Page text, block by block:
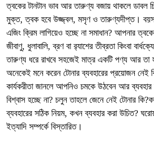
ত্বকের টানটান ভাব আর তারুণ্য বজায় থাকলে ডাবল
মুক্ত, ত্বক হবে উজ্জ্বল, মসৃণ ও তারুণ্যদীপ্ত। বয়স
এজিং ক্রিম লাগিয়েও হচ্ছে না সমাধান? আপনার
জীবাণু, ধুলাবালি, ব্রণ বা র‍্যাশের তীব্রতা কিংবা
তারুণ্য ধরে রাখবে সহজেই মাত্র একটি পণ্য আর তা
অনেকেই মনে করেন টোনার ব্যবহারের প্রয়োজন নেই
কার্যকরীতা জানলে আপনিও চমকে উঠবেন আর
বিশ্বাস হচ্ছে না? চলুন তাহলে জেনে নেই টোনার
ব্যবহারের সঠিক নিয়ম, কখন ব্যবহার করা উচিত?
ইত্যাদি সম্পর্কে বিস্তারিত।